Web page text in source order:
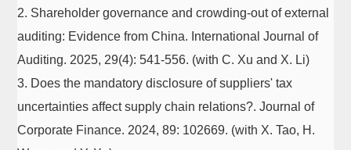
2. Shareholder governance and crowding-out of external
auditing: Evidence from China. International Journal of
Auditing. 2025, 29(4): 541-556. (with C. Xu and X. Li)
3. Does the mandatory disclosure of suppliers' tax
uncertainties affect supply chain relations?. Journal of
Corporate Finance. 2024, 89: 102669. (with X. Tao, H.